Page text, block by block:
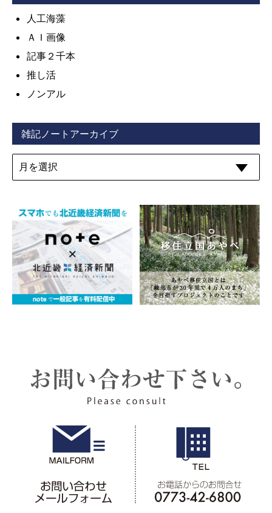
人工海藻
ＡＩ画像
記事２千本
推し活
ノンアル
雑記ノートアーカイブ